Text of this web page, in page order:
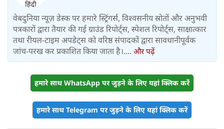
वेबदुनिया न्यूज़ डेस्क पर हमारे स्ट्रिंगर्स, विश्वसनीय स्रोतों और अनुभवी
पत्रकारों द्वारा तैयार की गई ग्राउंड रिपोर्ट्स, स्पेशल रिपोर्ट्स, साक्षात्कार
तथा रीयल-टाइम अपडेट्स को वरिष्ठ संपादकों द्वारा सावधानीपूर्वक
जांच-परख कर प्रकाशित किया जाता है।.... और पढ़ें
हमारे साथ WhatsApp पर जुड़ने के लिए यहां क्लिक करें
हमारे साथ Telegram पर जुड़ने के लिए यहां क्लिक करें